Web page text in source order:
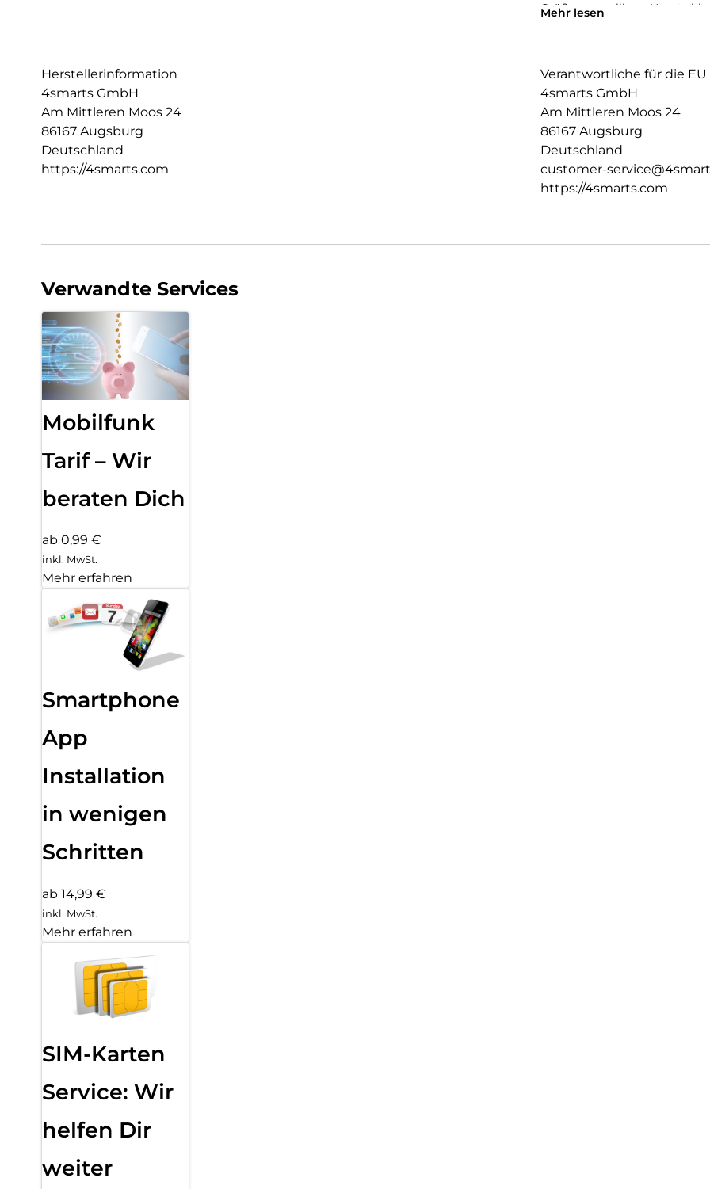
Größenverstellbare
Verschlussfähige
Die passgenauen
den Rundumschutz deines
Mehr lesen
Herstellerinformation
4smarts GmbH
Am Mittleren Moos 24
86167 Augsburg
Deutschland
https://4smarts.com
Verantwortliche für die EU
4smarts GmbH
Am Mittleren Moos 24
86167 Augsburg
Deutschland
customer-
https://4smarts.com
Verwandte Services
Mobilfunk
Tarif – Wir
beraten Dich
ab 0,99 €
inkl. MwSt.
Mehr erfahren
Smartphone
App
Installation
in wenigen
Schritten
ab 14,99 €
inkl. MwSt.
Mehr erfahren
SIM-Karten
Service: Wir
helfen Dir
weiter